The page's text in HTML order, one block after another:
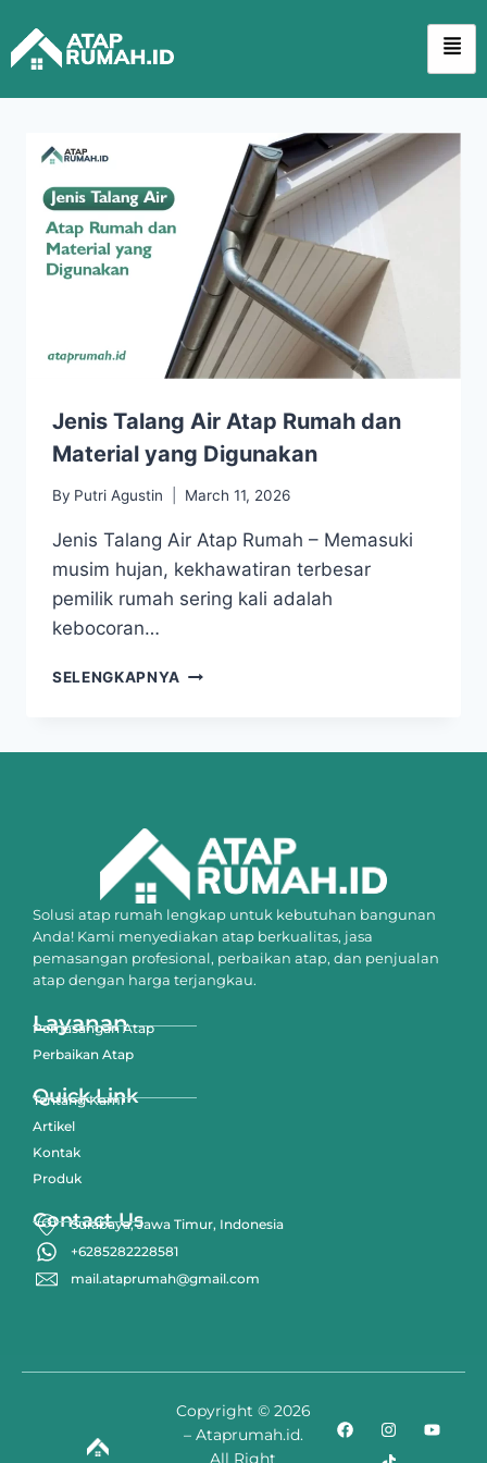
Jenis Talang Air Atap Rumah dan
Material yang Digunakan
By Putri Agustin March 11, 2026
Jenis Talang Air Atap Rumah – Memasuki
musim hujan, kekhawatiran terbesar
pemilik rumah sering kali adalah
kebocoran…
SELENGKAPNYA
Solusi atap rumah lengkap untuk kebutuhan bangunan
Anda! Kami menyediakan atap berkualitas, jasa
pemasangan profesional, perbaikan atap, dan penjualan
atap dengan harga terjangkau.
Layanan
Pemasangan Atap
Perbaikan Atap
Quick Link
Tentang Kami
Artikel
Kontak
Produk
Contact Us
Surabaya, Jawa Timur, Indonesia
+6285282228581
mail.ataprumah@gmail.com
Copyright © 2026
– Ataprumah.id.
All Right